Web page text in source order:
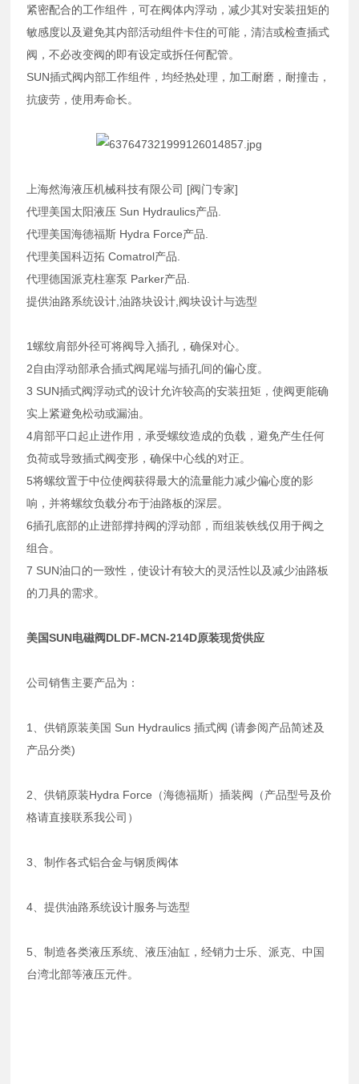
紧密配合的工作组件，可在阀体内浮动，减少其对安装扭矩的
敏感度以及避免其内部活动组件卡住的可能，清洁或检查插式
阀，不必改变阀的即有设定或拆任何配管。
SUN插式阀内部工作组件，均经热处理，加工耐磨，耐撞击，
抗疲劳，使用寿命长。
上海然海液压机械科技有限公司 [阀门专家]
代理美国太阳液压 Sun Hydraulics产品.
代理美国海德福斯 Hydra Force产品.
代理美国科迈拓 Comatrol产品.
代理德国派克柱塞泵 Parker产品.
提供油路系统设计,油路块设计,阀块设计与选型
1螺纹肩部外径可将阀导入插孔，确保对心。
2自由浮动部承合插式阀尾端与插孔间的偏心度。
3 SUN插式阀浮动式的设计允许较高的安装扭矩，使阀更能确
实上紧避免松动或漏油。
4肩部平口起止进作用，承受螺纹造成的负载，避免产生任何
负荷或导致插式阀变形，确保中心线的对正。
5将螺纹置于中位使阀获得最大的流量能力减少偏心度的影
响，并将螺纹负载分布于油路板的深层。
6插孔底部的止进部撑持阀的浮动部，而组装铁线仅用于阀之
组合。
7 SUN油口的一致性，使设计有较大的灵活性以及减少油路板
的刀具的需求。
美国SUN电磁阀DLDF-MCN-214D原装现货供应
公司销售主要产品为：
1、供销原装美国 Sun Hydraulics 插式阀 (请参阅产品简述及
产品分类)
2、供销原装Hydra Force（海德福斯）插装阀（产品型号及价
格请直接联系我公司）
3、制作各式铝合金与钢质阀体
4、提供油路系统设计服务与选型
5、制造各类液压系统、液压油缸，经销力士乐、派克、中国
台湾北部等液压元件。